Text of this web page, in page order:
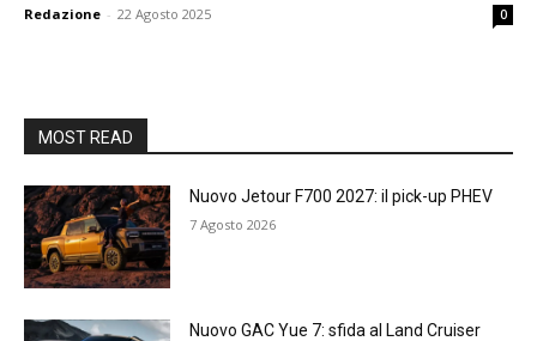
Redazione - 22 Agosto 2025 0
MOST READ
Nuovo Jetour F700 2027: il pick-up PHEV
7 Agosto 2026
Nuovo GAC Yue 7: sfida al Land Cruiser